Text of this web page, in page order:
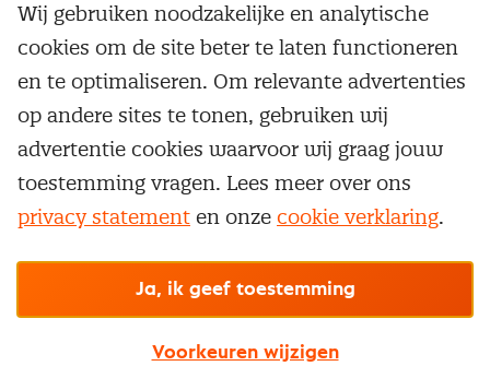
Service & contact
Over inkoop
Netwerk en communities
Aanmelden nieuwsbrief
Word lid van Nevi
Inkoop vacatures
Opzeggen lidmaatschap
Populaire thema's
Aanbesteden
Contractmanagement
Kostenmanagement
Onderhandelen
Supply management
Opleidingen en trainingen
Trainingen
Opleidingen
Maatwerk
Vrijstellingen
Cookievoorkeuren beherenOnzealgemene
© Nevi.nl
Wij gebruiken noodzakelijke en analytische
cookies om de site beter te laten functioneren
en te optimaliseren. Om relevante advertenties
op andere sites te tonen, gebruiken wij
advertentie cookies waarvoor wij graag jouw
toestemming vragen. Lees meer over ons
privacy statement en onze cookie verklaring.
Ja, ik geef toestemming
Voorkeuren wijzigen